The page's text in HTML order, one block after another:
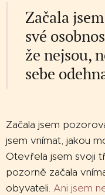
Začala
své
že nejsou,
sebe
Začala jsem
jsem vnímat, jakou
Otevřela jsem svoji
pozorně začala
obyvateli. Ani jsem